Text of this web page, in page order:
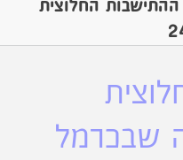
ההתישבות החלוצית
שבכרמל